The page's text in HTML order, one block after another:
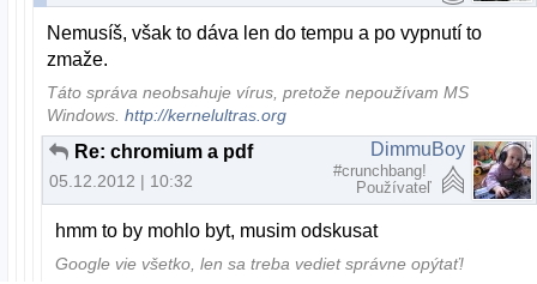
Nemusíš, však to dáva len do tempu a po vypnutí to
zmaže.
Táto správa neobsahuje vírus, pretože nepoužívam MS
Windows.http://kernelultras.org
Re: chromium a pdf
05.12.2012 | 10:32
DimmuBoy
#crunchbang!
Používateľ
hmm to by mohlo byt, musim odskusat
Google vie všetko, len sa treba vediet správne opýtať!